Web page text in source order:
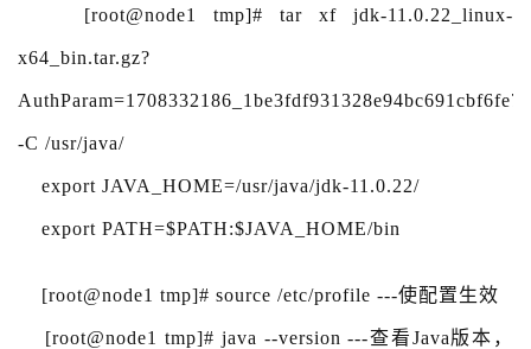
[root@node1 tmp]# tar xf jdk-11.0.22_linux-
x64_bin.tar.gz?
-C /usr/java/
export JAVA_HOME=/usr/java/jdk-11.0.22/
export PATH=$PATH:$JAVA_HOME/bin
[root@node1 tmp]# source /etc/profile ---使配置生效
[root@node1 tmp]# java --version ---查看Java版本，